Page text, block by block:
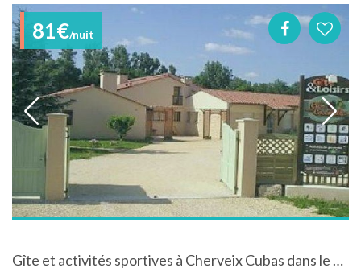
81€/nuit
Gîte et activités sportives à Cherveix Cubas dans le Périgord Noir